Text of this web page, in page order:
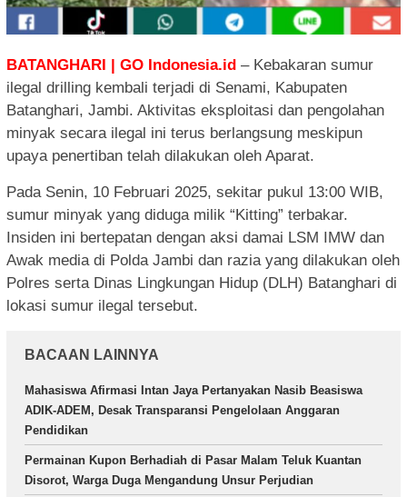
BATANGHARI | GO Indonesia.id – Kebakaran sumur
ilegal drilling kembali terjadi di Senami, Kabupaten
Batanghari, Jambi. Aktivitas eksploitasi dan pengolahan
minyak secara ilegal ini terus berlangsung meskipun
upaya penertiban telah dilakukan oleh Aparat.
Pada Senin, 10 Februari 2025, sekitar pukul 13:00 WIB,
sumur minyak yang diduga milik “Kitting” terbakar.
Insiden ini bertepatan dengan aksi damai LSM IMW dan
Awak media di Polda Jambi dan razia yang dilakukan oleh
Polres serta Dinas Lingkungan Hidup (DLH) Batanghari di
lokasi sumur ilegal tersebut.
BACAAN LAINNYA
Mahasiswa Afirmasi Intan Jaya Pertanyakan Nasib Beasiswa
ADIK-ADEM, Desak Transparansi Pengelolaan Anggaran
Pendidikan
Permainan Kupon Berhadiah di Pasar Malam Teluk Kuantan
Disorot, Warga Duga Mengandung Unsur Perjudian